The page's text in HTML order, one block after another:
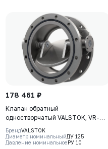
178 461 ₽
Клапан обратный
одностворчатый VALSTOK, VR-
221-02-0125-PN10-M, DN0125
PN10, корпус - CF8M, диск - CF8M,
уплотнение - Metal, М/Ф
БрендVALSTOK
Диаметр номинальныйДУ 125
Давление номинальноеРУ 10